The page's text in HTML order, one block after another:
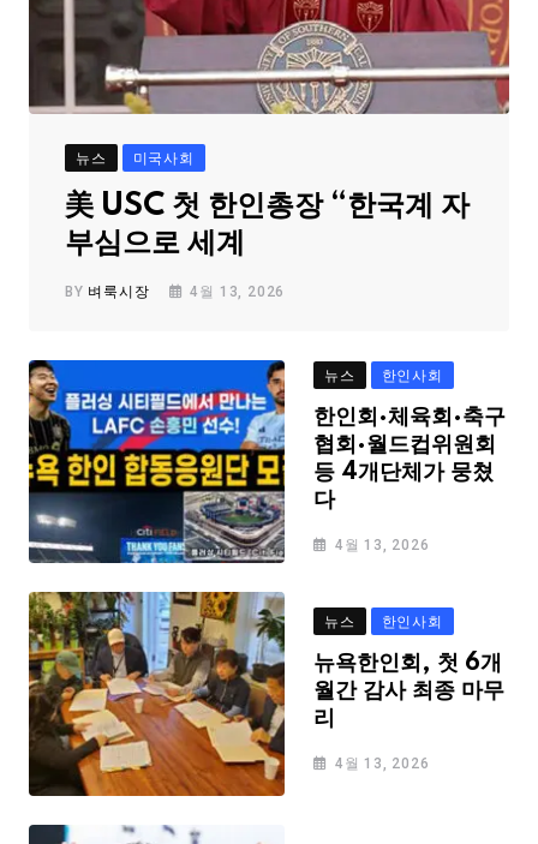
뉴스 미국사회
美 USC 첫 한인총장 “한국계 자
부심으로 세계
BY 벼룩시장 4월 13, 2026
뉴스 한인사회
한인회·체육회·축구
협회·월드컵위원회
등 4개단체가 뭉쳤
다
4월 13, 2026
뉴스 한인사회
뉴욕한인회, 첫 6개
월간 감사 최종 마무
리
4월 13, 2026